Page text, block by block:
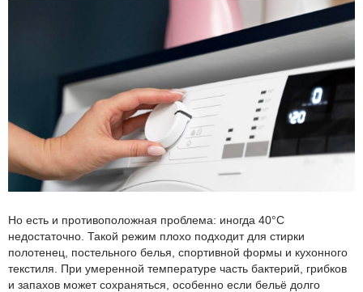
Но есть и противоположная проблема: иногда 40°C
недостаточно. Такой режим плохо подходит для стирки
полотенец, постельного белья, спортивной формы и кухонного
текстиля. При умеренной температуре часть бактерий, грибков
и запахов может сохраняться, особенно если бельё долго